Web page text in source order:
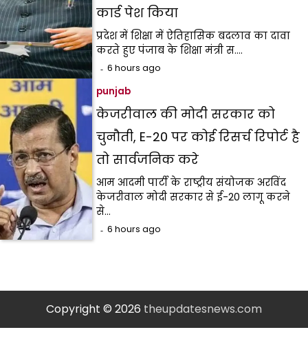
कार्ड पेश किया
प्रदेश में शिक्षा में ऐतिहासिक बदलाव का दावा
करते हुए पंजाब के शिक्षा मंत्री स.…
6 hours ago
punjab
केजरीवाल की मोदी सरकार को
चुनौती, E-20 पर कोई रिसर्च रिपोर्ट है
तो सार्वजनिक करे
आम आदमी पार्टी के राष्ट्रीय संयोजक अरविंद
केजरीवाल मोदी सरकार से ई-20 लागू करने
से…
6 hours ago
Copyright © 2026 theupdatesnews.com